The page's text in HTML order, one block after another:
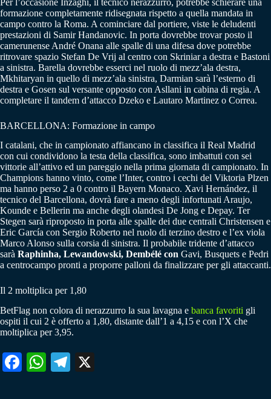
formazione completamente ridisegnata rispetto a quella mandata in
campo contro la Roma. A cominciare dal portiere, viste le deludenti
prestazioni di Samir Handanovic. In porta dovrebbe trovar posto il
camerunense André Onana alle spalle di una difesa dove potrebbe
ritrovare spazio Stefan De Vrij al centro con Skriniar a destra e Bastoni
a sinistra. Barella dovrebbe esserci nel ruolo di mezz’ala destra,
Mkhitaryan in quello di mezz’ala sinistra, Darmian sarà l’esterno di
destra e Gosen sul versante opposto con Asllani in cabina di regia. A
completare il tandem d’attacco Dzeko e Lautaro Martinez o Correa.
BARCELLONA: Formazione in campo
I catalani, che in campionato affiancano in classifica il Real Madrid
con cui condividono la testa della classifica, sono imbattuti con sei
vittorie all’attivo ed un pareggio nella prima giornata di campionato. In
Champions hanno vinto, come l’Inter, contro i cechi del Viktoria Plzen
ma hanno perso 2 a 0 contro il Bayern Monaco. Xavi Hernández, il
tecnico del Barcellona, dovrà fare a meno degli infortunati Araujo,
Kounde e Bellerin ma anche degli olandesi De Jong e Depay. Ter
Stegen sarà riproposto in porta alle spalle dei due centrali Christensen e
Eric García con Sergio Roberto nel ruolo di terzino destro e l’ex viola
Marco Alonso sulla corsia di sinistra. Il probabile tridente d’attacco
sarà Raphinha, Lewandowski, Dembélé con Gavi, Busquets e Pedri
a centrocampo pronti a proporre palloni da finalizzare per gli attaccanti.
Il 2 moltiplica per 1,80
BetFlag non colora di nerazzurro la sua lavagna e banca favoriti gli
ospiti il cui 2 è offerto a 1,80, distante dall’1 a 4,15 e con l’X che
moltiplica per 3,95.
Fa W
Te